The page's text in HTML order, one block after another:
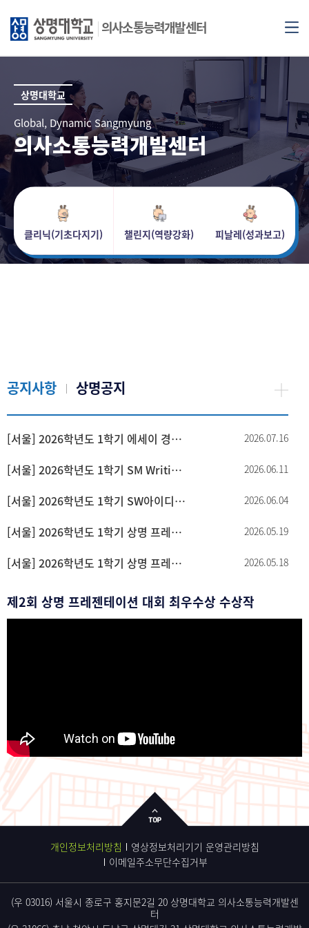
의사소통능력개발센터
상명대학교
Global, Dynamic Sangmyung
의사소통능력개발센터
클리닉(기초다지기) 챌린지(역량강화) 피날레(성과보고)
공지사항
[서울] 2026학년도 1학기 에세이 경진대회 수상자 안내 2026.07.16
[서울] 2026학년도 1학기 SM Writing Contest 수상자 안내 2026.06.11
[서울] 2026학년도 1학기 SW아이디어 Learning Fair 수상자 안내 2026.06.04
[서울] 2026학년도 1학기 상명 프레젠테이션대회(영어) 본선 진출자 안내 2026.05.19
[서울] 2026학년도 1학기 상명 프레젠테이션대회(국어) 본선 진출자 안내 2026.05.18
상명공지
제2회 상명 프레젠테이션 대회 최우수상 수상작
개인정보처리방침
영상정보처리기기 운영관리방침
이메일주소무단수집거부
(우 03016) 서울시 종로구 홍지문2길 20 상명대학교 의사소통능력개발센
터